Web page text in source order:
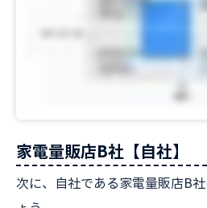
家電量販店B社【自社】
次に、自社である家電量販店B